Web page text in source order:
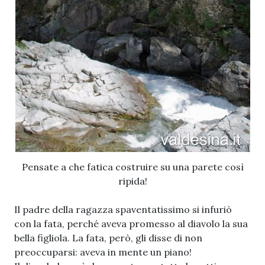
Pensate a che fatica costruire su una parete così
ripida!
Il padre della ragazza spaventatissimo si infuriò
con la fata, perché aveva promesso al diavolo la sua
bella figliola. La fata, però, gli disse di non
preoccuparsi: aveva in mente un piano!